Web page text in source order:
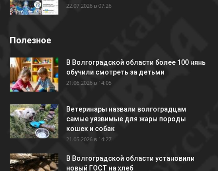
22.07.2026 в 07:26
Полезное
В Волгоградской области более 100 нянь
обучили смотреть за детьми
21.06.2026 в 14:05
Ветеринары назвали волгоградцам
самые уязвимые для жары породы
кошек и собак
21.05.2026 в 14:27
В Волгоградской области установили
новый ГОСТ на хлеб